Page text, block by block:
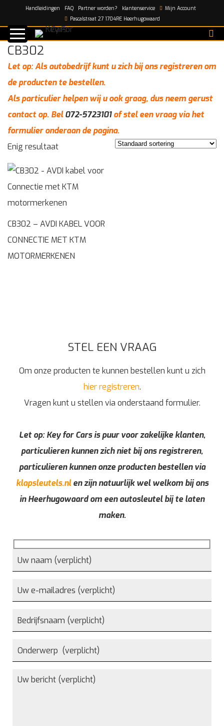
Handleidingen FAQ Partner worden? klantenservice
Mijn Account
Pascalstraat 27 1704RE Heerhugowaard
Home/CB302
CB302
Let op: Als autobedrijf kunt u zich bij ons registreren om
de producten te bestellen.
Als particulier helpen wij u ook graag, dus neem gerust
contact op. Bel072-5723101of stel een vraag via het
formulier onderaan de pagina.
Enig resultaat
CB302 – AVDI KABEL VOOR
CONNECTIE MET KTM
MOTORMERKENEN
STEL EEN VRAAG
Om onze producten te kunnen bestellen kunt u zich
hier registreren.
Vragen kunt u stellen via onderstaand formulier.
Let op: Key for Cars is puur voor zakelijke klanten,
particulieren kunnen zich niet bij ons registreren,
particulieren kunnen onze producten bestellen via
klapsleutels.nlen zijn natuurlijk wel welkom bij ons
in Heerhugowaard om een autosleutel bij te laten
maken.